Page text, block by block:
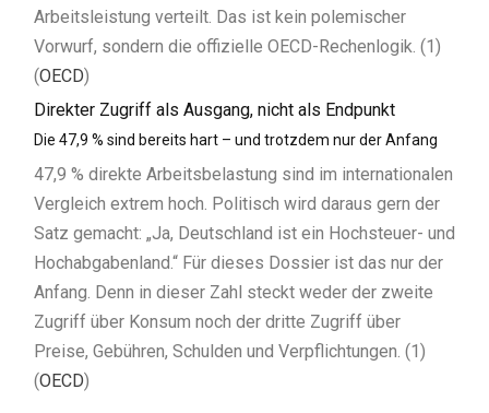
Arbeitsleistung verteilt. Das ist kein polemischer
Vorwurf, sondern die offizielle OECD-Rechenlogik. (1)
(OECD)
Direkter Zugriff als Ausgang, nicht als Endpunkt
Die 47,9 % sind bereits hart – und trotzdem nur der Anfang
47,9 % direkte Arbeitsbelastung sind im internationalen
Vergleich extrem hoch. Politisch wird daraus gern der
Satz gemacht: „Ja, Deutschland ist ein Hochsteuer- und
Hochabgabenland.“ Für dieses Dossier ist das nur der
Anfang. Denn in dieser Zahl steckt weder der zweite
Zugriff über Konsum noch der dritte Zugriff über
Preise, Gebühren, Schulden und Verpflichtungen. (1)
(OECD)